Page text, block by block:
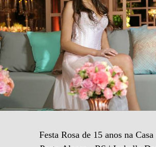
Festa Rosa de 15 anos na